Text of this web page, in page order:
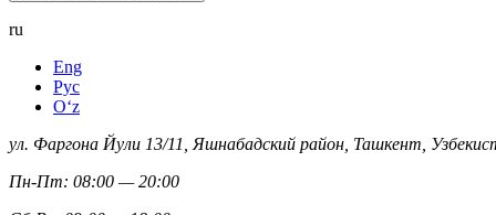
ru
Eng
Рус
Oʻz
ул. Фаргона Йули 13/11, Яшнабадский район, Ташкент,
Пн-Пт: 08:00 — 20:00